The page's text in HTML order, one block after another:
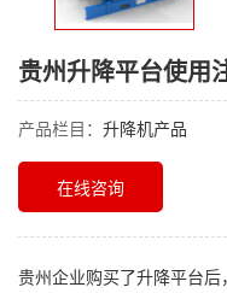
贵州升降平台使用
产品栏目： 升降机产品
在线咨询
贵州企业购买了升降平台